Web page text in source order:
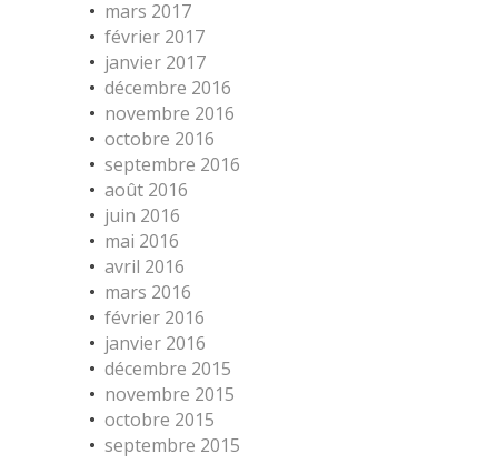
mars 2017
février 2017
janvier 2017
décembre 2016
novembre 2016
octobre 2016
septembre 2016
août 2016
juin 2016
mai 2016
avril 2016
mars 2016
février 2016
janvier 2016
décembre 2015
novembre 2015
octobre 2015
septembre 2015